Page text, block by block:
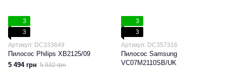
3
3
Артикул: DC333649
Пилосос Philips XB2125/09
5 494 грн 5 932 грн
3
3
Артикул: DC357316
Пилосос Samsung
VC07M2110SB/UK